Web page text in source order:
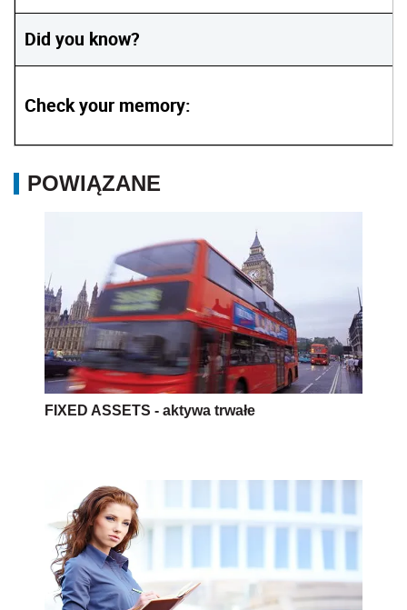
Did you know?
Check your memory:
POWIĄZANE
FIXED ASSETS - aktywa trwałe